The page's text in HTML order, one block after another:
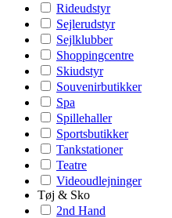
Rideudstyr
Sejlerudstyr
Sejlklubber
Shoppingcentre
Skiudstyr
Souvenirbutikker
Spa
Spillehaller
Sportsbutikker
Tankstationer
Teatre
Videoudlejninger
Tøj & Sko
2nd Hand